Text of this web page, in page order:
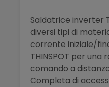
Saldatrice inverter
diversi tipi di
corrente iniziale/
THINSPOT per
comando a
Completa di